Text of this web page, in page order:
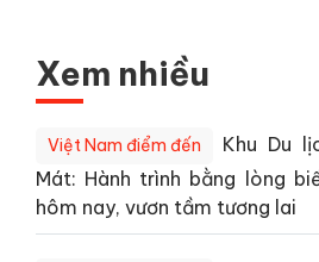
Xem nhiều
Việt Nam điểm đến
Khu Du
Mát: Hành trình bằng lòng
hôm nay, vươn tầm tương lai